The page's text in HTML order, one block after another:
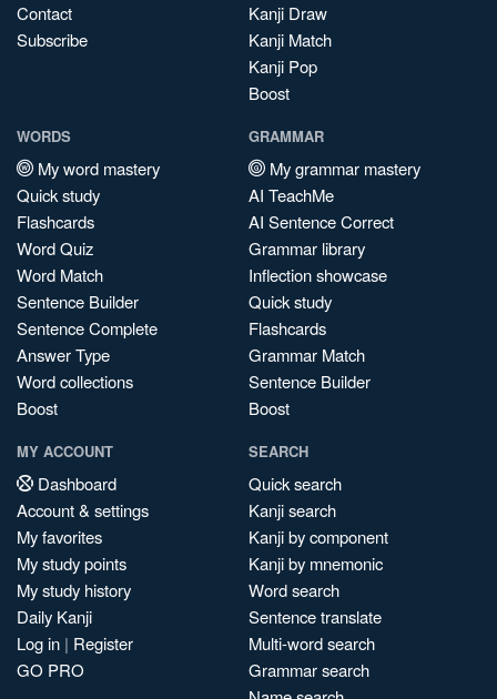
Contact
Subscribe
Kanji Draw
Kanji Match
Kanji Pop
Boost
WORDS
My word mastery
Quick study
Flashcards
Word Quiz
Word Match
Sentence Builder
Sentence Complete
Answer Type
Word collections
Boost
GRAMMAR
My grammar mastery
AI TeachMe
AI Sentence Correct
Grammar library
Inflection showcase
Quick study
Flashcards
Grammar Match
Sentence Builder
Boost
MY ACCOUNT
Dashboard
Account & settings
My favorites
My study points
My study history
Daily Kanji
Log in | Register
GO PRO
SEARCH
Quick search
Kanji search
Kanji by component
Kanji by mnemonic
Word search
Sentence translate
Multi-word search
Grammar search